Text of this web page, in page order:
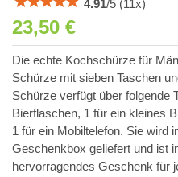
4.91/5 (11 x)
23,50 €
Die echte Kochschürze für
Schürze mit sieben Taschen
Schürze verfügt über folgende
Bierflaschen, 1 für ein kleines
1 für ein Mobiltelefon. Sie wird
Geschenkbox geliefert und ist
hervorragendes Geschenk für